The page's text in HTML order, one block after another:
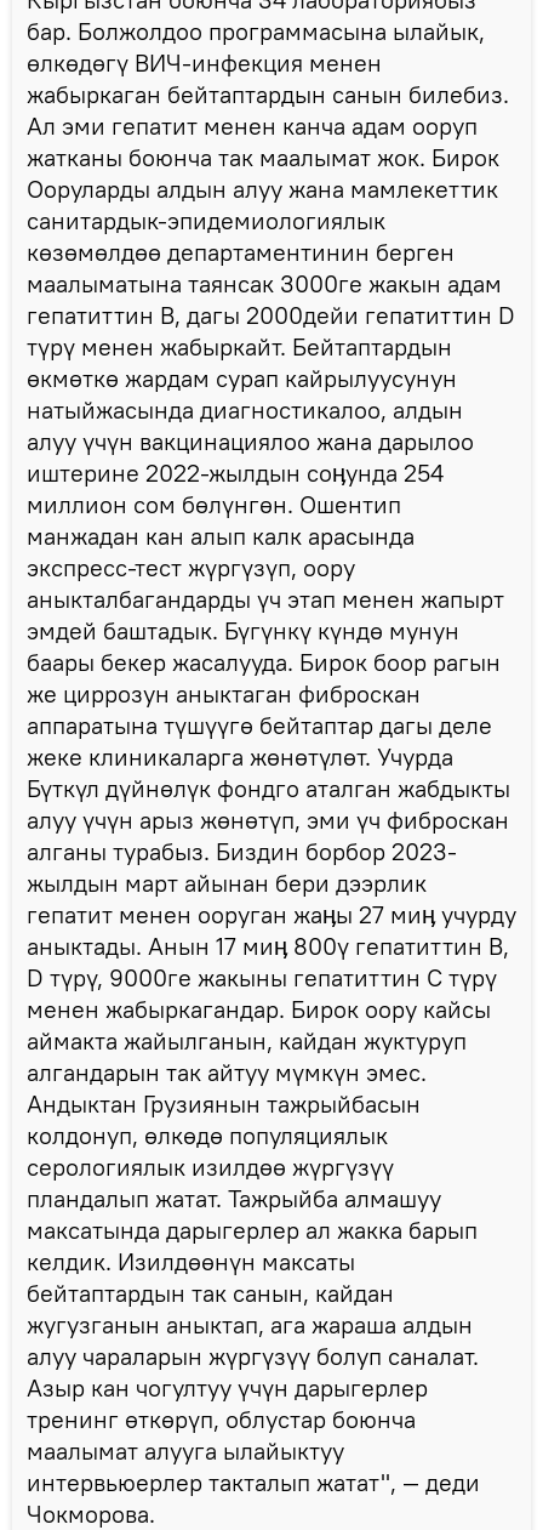
бар. Болжолдоо программасына ылайык,
өлкөдөгү ВИЧ-инфекция менен
жабыркаган бейтаптардын санын билебиз.
Ал эми гепатит менен канча адам ооруп
жатканы боюнча так маалымат жок. Бирок
Ооруларды алдын алуу жана мамлекеттик
санитардык-эпидемиологиялык
көзөмөлдөө департаментинин берген
маалыматына таянсак 3000ге жакын адам
гепатиттин В, дагы 2000дейи гепатиттин D
түрү менен жабыркайт. Бейтаптардын
өкмөткө жардам сурап кайрылуусунун
натыйжасында диагностикалоо, алдын
алуу үчүн вакцинациялоо жана дарылоо
иштерине 2022-жылдын соӊунда 254
миллион сом бөлүнгөн. Ошентип
манжадан кан алып калк арасында
экспресс-тест жүргүзүп, оору
аныкталбагандарды үч этап менен жапырт
эмдей баштадык. Бүгүнкү күндө мунун
баары бекер жасалууда. Бирок боор рагын
же циррозун аныктаган фиброскан
аппаратына түшүүгө бейтаптар дагы деле
жеке клиникаларга жөнөтүлөт. Учурда
Бүткүл дүйнөлүк фондго аталган жабдыкты
алуу үчүн арыз жөнөтүп, эми үч фиброскан
алганы турабыз. Биздин борбор 2023-
жылдын март айынан бери дээрлик
гепатит менен ооруган жаӊы 27 миӊ учурду
аныктады. Анын 17 миӊ 800ү гепатиттин В,
D түрү, 9000ге жакыны гепатиттин С түрү
менен жабыркагандар. Бирок оору кайсы
аймакта жайылганын, кайдан жуктуруп
алгандарын так айтуу мүмкүн эмес.
Андыктан Грузиянын тажрыйбасын
колдонуп, өлкөдө популяциялык
серологиялык изилдөө жүргүзүү
пландалып жатат. Тажрыйба алмашуу
максатында дарыгерлер ал жакка барып
келдик. Изилдөөнүн максаты
бейтаптардын так санын, кайдан
жугузганын аныктап, ага жараша алдын
алуу чараларын жүргүзүү болуп саналат.
Азыр кан чогултуу үчүн дарыгерлер
тренинг өткөрүп, облустар боюнча
маалымат алууга ылайыктуу
интервьюерлер такталып жатат", — деди
Чокморова.